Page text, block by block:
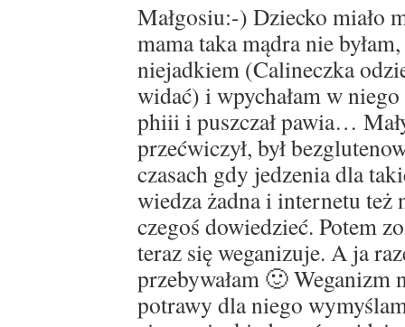
Małgosiu:-) Dziecko miało
mama taka mądra nie
niejadkiem (Calineczka
widać) i wpychałam w niego
phiii i puszczał pawia…
przećwiczył, był
czasach gdy jedzenia dla
wiedza żadna i internetu też
czegoś dowiedzieć. Potem
teraz się weganizuje. A ja
przebywałam 🙂 Weganizm
potrawy dla niego